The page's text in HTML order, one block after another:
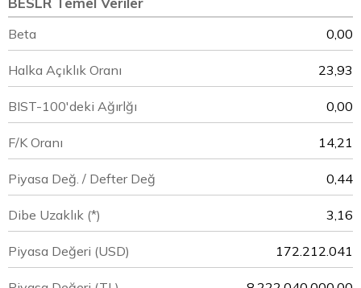
Beta 0,00
Halka Açıklık Oranı 23,93
BIST-100'deki Ağırlğı 0,00
F/K Oranı 14,21
Piyasa Değ. / Defter Değ 0,44
Dibe Uzaklık (*) 3,16
Piyasa Değeri (USD) 172.212.041